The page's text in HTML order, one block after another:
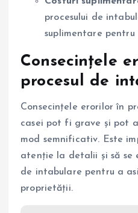
procesului de
suplimentare
Consecințele
procesul de
Consecințele erorilor în
casei pot fi grave și pot
mod semnificativ. Este
atenție la detalii și să se
de intabulare pentru a
proprietății.